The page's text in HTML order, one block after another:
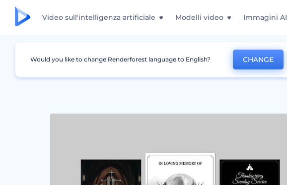
Video sull'intelligenza artificiale Modelli video Immagini AI
Grafica Annuncio Modelli per annunci funebri
Would you like to change Renderforest language to English? CHANGE